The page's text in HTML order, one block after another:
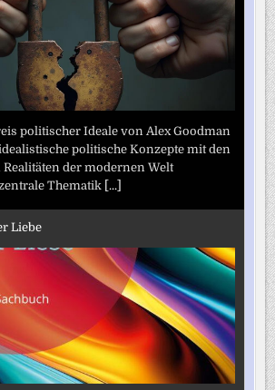
politischer Ideale von Alex Goodman
politische Konzepte mit den
der modernen Welt
Thematik [...]
Liebe